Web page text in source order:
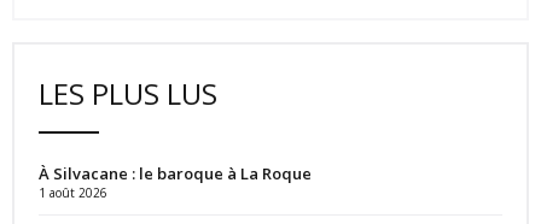
LES PLUS LUS
À Silvacane : le baroque à La Roque
1 août 2026